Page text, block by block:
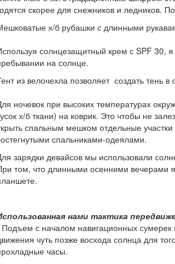
скорее для снежников и ледников.
х/б рубашки с длинными
солнцезащитный крем с SPF 30,
на солнце.
из велочехла позволяет создать тень в
ночевок при высоких температурах
х/б ткани) на коврик. Это чтобы не
спальным мешком отдельные
спальниками-одеялами.
зарядки девайсов мы использовали
том, что длинными осенними вечерами
нами тактика
с началом навигационных
чуть позже восхода солнца для
часы.